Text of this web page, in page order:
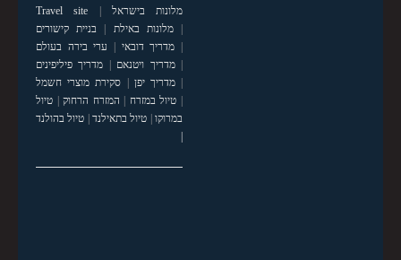
מלונות בישראל |
Travel site
|מלונות באילת | בניית קישורים
| מדריך דובאי | ערי בירה בעולם
|מדריך ויטנאם | מדריך פיליפינים
|מדריך יפן | סקירת מוצרי חשמל
| טיול במזרח | המזרח הרחוק| טיול
במרוקו| טיול בתאילנד| טיול בהולנד
|